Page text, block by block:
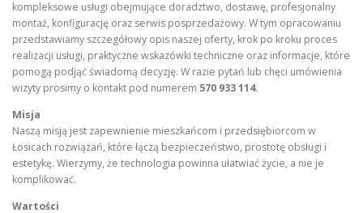
kompleksowe usługi obejmujące doradztwo, dostawę, profesjonalny
montaż, konfigurację oraz serwis posprzedażowy. W tym opracowaniu
przedstawiamy szczegółowy opis naszej oferty, krok po kroku proces
realizacji usługi, praktyczne wskazówki techniczne oraz informacje, które
pomogą podjąć świadomą decyzję. W razie pytań lub chęci umówienia
wizyty prosimy o kontakt pod numerem 570 933 114.
Misja
Naszą misją jest zapewnienie mieszkańcom i przedsiębiorcom w
Łosicach rozwiązań, które łączą bezpieczeństwo, prostotę obsługi i
estetykę. Wierzymy, że technologia powinna ułatwiać życie, a nie je
komplikować.
Wartości